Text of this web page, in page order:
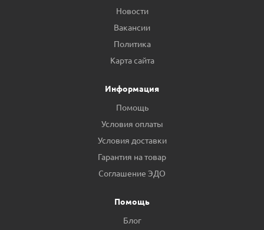
Новости
Вакансии
Политика
Карта сайта
Информация
Помощь
Условия оплаты
Условия доставки
Гарантия на товар
Соглашение ЭДО
Помощь
Блог